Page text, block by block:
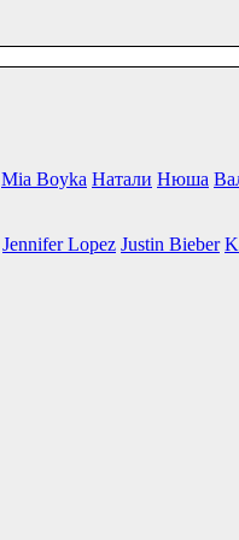
Mia Boyka Натали Нюша
Jennifer Lopez Justin Bieber